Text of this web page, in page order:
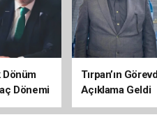
Dönüm
Dönemi
Tırpan’ın
Açıklama Geldi